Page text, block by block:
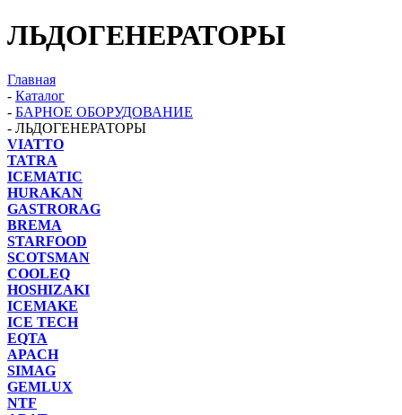
ЛЬДОГЕНЕРАТОРЫ
Главная
- Каталог
- БАРНОЕ ОБОРУДОВАНИЕ
- ЛЬДОГЕНЕРАТОРЫ
VIATTO
TATRA
ICEMATIC
HURAKAN
GASTRORAG
BREMA
STARFOOD
SCOTSMAN
COOLEQ
HOSHIZAKI
ICEMAKE
ICE TECH
EQTA
APACH
SIMAG
GEMLUX
NTF